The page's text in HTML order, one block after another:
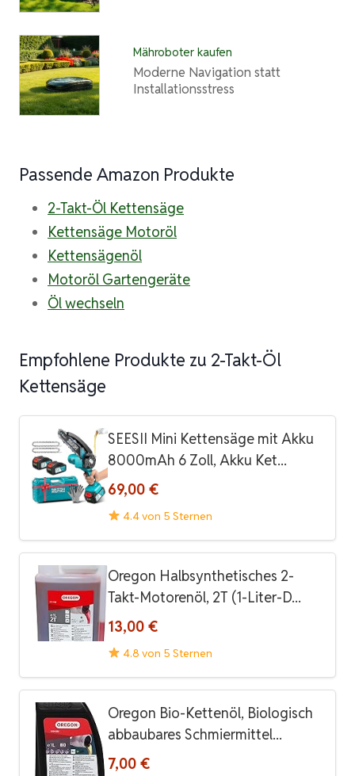
Mähroboter kaufen
Moderne Navigation statt
Installationsstress
Passende Amazon Produkte
2-Takt-Öl Kettensäge
Kettensäge Motoröl
Kettensägenöl
Motoröl Gartengeräte
Öl wechseln
Empfohlene Produkte zu 2-Takt-Öl
Kettensäge
SEESII Mini Kettensäge mit Akku
8000mAh 6 Zoll, Akku Ket...
69,00 €
4.4 von 5 Sternen
Oregon Halbsynthetisches 2-
Takt-Motorenöl, 2T (1-Liter-D...
13,00 €
4.8 von 5 Sternen
Oregon Bio-Kettenöl, Biologisch
abbaubares Schmiermittel...
7,00 €